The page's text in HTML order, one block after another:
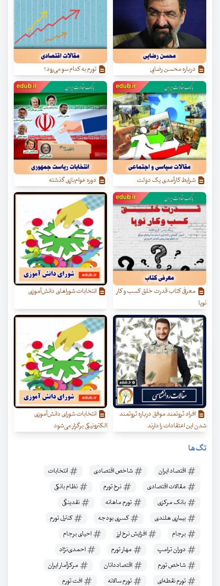
درباره محسن رضایی تورم به کدام سو می‌رود؟
شرایط کارآمدی یک دولت دوره عوام‌بازی گذشته
معرفی کتاب قدرت خلق کسب‌ و کار
نوپا
انتخابات شوراهای دانش‌آموزی
افراد ثروتمند موفق درباره ثروتمند
شدن این اعتقادات را دارند
انتخابات شورای دانش‌آموزی
الکترونیکی برگزار می‌شود
تگ‌ها
اقتصاد ایران شاخص اقتصادی
انتخابات
مقالات اقتصادی
نرخ تورم
نظام بانکی
بانک مرکزی
تورم ماهانه
نقدینگی
بیماری هلندی
کسری بودجه
کنترل تورم
برجام
افزایش نرخ ارز
احیای برجام
دوران ترامپ
مهار تورم
احمدی‌نژاد
شاخص تورم
اقتصاددانان
مرکزآمار ایران
تورم نقطه‌ای
تورم سالانه
افت تورم